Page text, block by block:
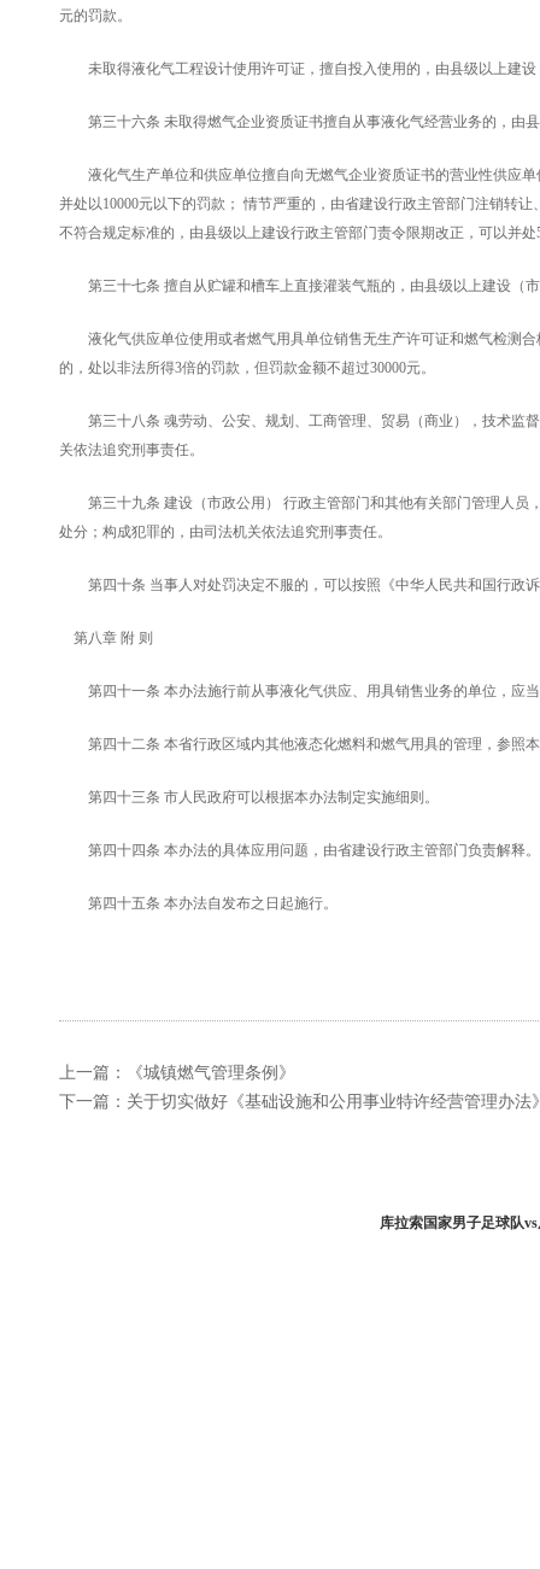
元的罚款。
未取得液化气工程设计使用许可证，擅自投入使用的，由县级以上建设
第三十六条 未取得燃气企业资质证书擅自从事液化气经营业务的，由
液化气生产单位和供应单位擅自向无燃气企业资质证书的营业性供应单
并处以10000元以下的罚款； 情节严重的，由省建设行政主管部门注销转
不符合规定标准的，由县级以上建设行政主管部门责令限期改正，可以并处
第三十七条 擅自从贮罐和槽车上直接灌装气瓶的，由县级以上建设（市
液化气供应单位使用或者燃气用具单位销售无生产许可证和燃气检测合
的，处以非法所得3倍的罚款，但罚款金额不超过30000元。
第三十八条 魂劳动、公安、规划、工商管理、贸易（商业），技术监
关依法追究刑事责任。
第三十九条 建设（市政公用） 行政主管部门和其他有关部门管理人员
处分；构成犯罪的，由司法机关依法追究刑事责任。
第四十条 当事人对处罚决定不服的，可以按照《中华人民共和国行政
第八章 附 则
第四十一条 本办法施行前从事液化气供应、用具销售业务的单位，应
第四十二条 本省行政区域内其他液态化燃料和燃气用具的管理，参照
第四十三条 市人民政府可以根据本办法制定实施细则。
第四十四条 本办法的具体应用问题，由省建设行政主管部门负责解释。
第四十五条 本办法自发布之日起施行。
上一篇：《城镇燃气管理条例》
下一篇：关于切实做好《基础设施和公用事业特许经营管理办法
库拉索国家男子足球队